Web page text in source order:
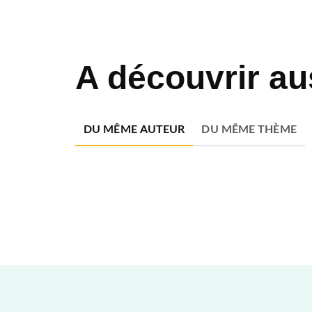
A découvrir
DU MÊME AUTEUR DU MÊME THÈME